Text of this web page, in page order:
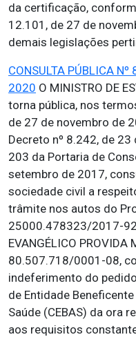
da certificação,
12.101, de 27 de
demais legislações
CONSULTA PÚBLICA Nº
2020 O MINISTRO DE
torna pública, nos
de 27 de novembro de
Decreto nº 8.242, de
203 da Portaria de
setembro de 2017,
sociedade civil a
trâmite nos autos do
25000.478323/2017-
EVANGÉLICO PROVIDA
80.507.718/0001-08,
indeferimento do
de Entidade
Saúde (CEBAS) da ora
aos requisitos